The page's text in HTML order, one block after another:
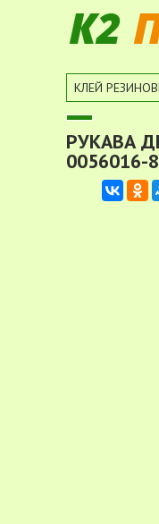
КЛЕЙ
РУКАВА
0056016-